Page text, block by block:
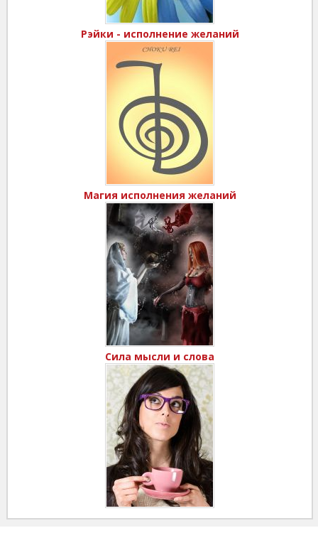
Рэйки - исполнение желаний
Магия исполнения желаний
Сила мысли и слова